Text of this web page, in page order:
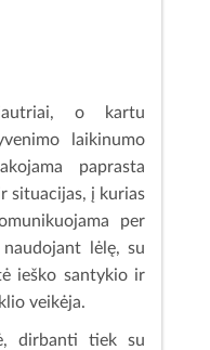
jautriai, o kartu
laikinumo
paprasta
situacijas, į kurias
per
lėlę, su
ieško santykio ir
veikėja.
dirbanti tiek su